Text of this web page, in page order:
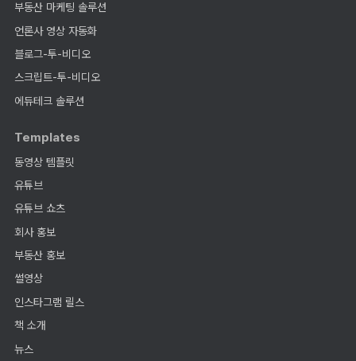
부동산 마케팅 솔루션
언론사 영상 자동화
블로그-투-비디오
스크립트-투-비디오
에듀테크 솔루션
Templates
동영상 템플릿
유튜브
유튜브 쇼츠
회사 홍보
부동산 홍보
썰영상
인스타그램 릴스
책 소개
뉴스